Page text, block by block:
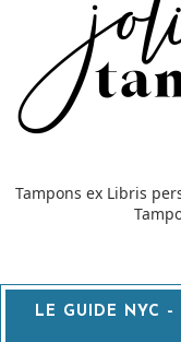
Tampons ex Libris
LE GUIDE NYC –